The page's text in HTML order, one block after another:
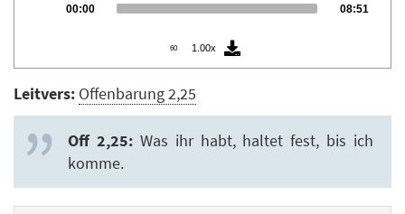
Current
00:00 Total
08:51
60 1.00x
Leitvers: Offenbarung 2,25
Off 2,25:Was ihr habt, haltet fest, bis ich
komme.